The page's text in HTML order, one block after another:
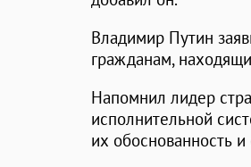
Владимир Путин
гражданам,
Напомнил лидер
исполнительной
их обоснованность